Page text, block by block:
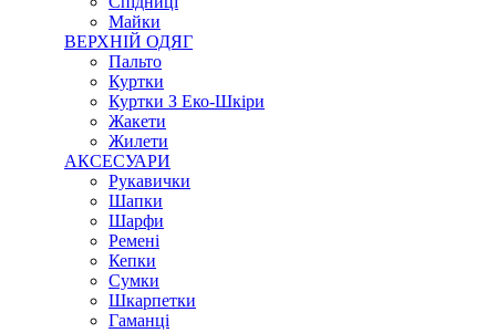
Майки
ВЕРХНІЙ ОДЯГ
Пальто
Куртки
Куртки З Еко-Шкіри
Жакети
Жилети
АКСЕСУАРИ
Рукавички
Шапки
Шарфи
Ремені
Кепки
Сумки
Шкарпетки
Гаманці